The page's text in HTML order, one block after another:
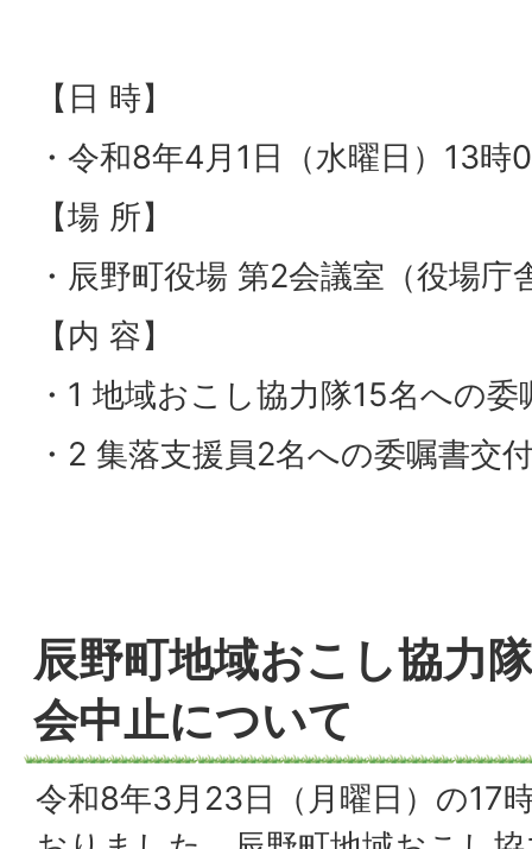
【日 時】
・令和8年4月1日（水曜日）13時
【場 所】
・辰野町役場 第2会議室（役場庁
【内 容】
・1 地域おこし協力隊15名への委
・2 集落支援員2名への委嘱書交
辰野町地域おこし協力
会中止について
令和8年3月23日（月曜日）の17